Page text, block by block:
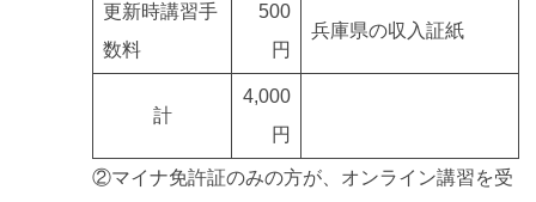
更新時講習手
数料
500
円
兵庫県の収入証紙
計
4,000
円
②マイナ免許証のみの方が、オンライン講習を受